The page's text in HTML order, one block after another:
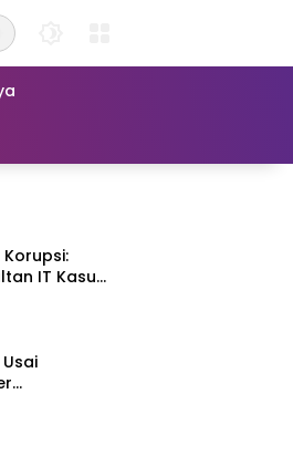
Korupsi:
IT Kasus
Tahun
Assegaf